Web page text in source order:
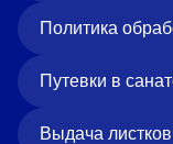
Политика
Путевки в
Выдача